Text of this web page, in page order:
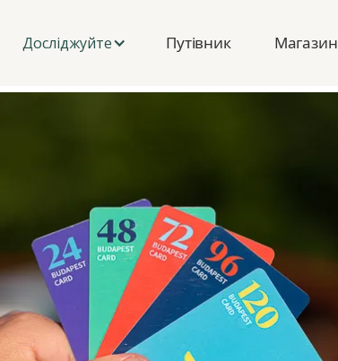
Досліджуйте Путівник Магазин